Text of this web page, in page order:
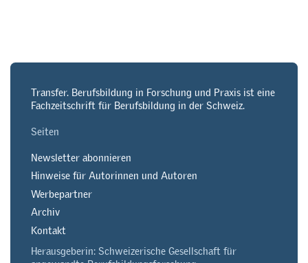
Transfer. Berufsbildung in Forschung und Praxis ist eine
Fachzeitschrift für Berufsbildung in der Schweiz.
Seiten
Newsletter abonnieren
Hinweise für Autorinnen und Autoren
Werbepartner
Archiv
Kontakt
Herausgeberin: Schweizerische Gesellschaft für